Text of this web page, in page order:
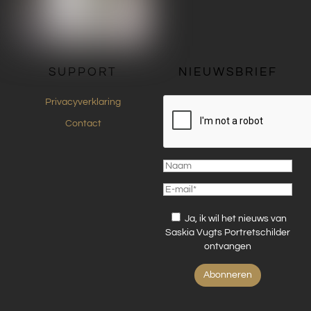
SUPPORT
Privacyverklaring
Contact
NIEUWSBRIEF
Ja, ik wil het nieuws van
Saskia Vugts Portretschilder
ontvangen